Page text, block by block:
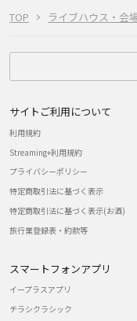
TOP ライブハウス・会
サイトご利用について
利用規約
Streaming+利用規約
プライバシーポリシー
特定商取引法に基づく表示
特定商取引法に基づく表示(お酒)
旅行業登録表・約款等
スマートフォンアプリ
イープラスアプリ
チラシクラシック